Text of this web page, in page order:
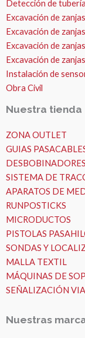
Detección de
Excavación de
Excavación de
Excavación de
Excavación de
Instalación de
Obra Civil
Nuestra tienda
ZONA OUTLET
GUIAS
DESBOBINADORES
SISTEMA DE
APARATOS DE
RUNPOSTICKS
MICRODUCTOS
PISTOLAS
SONDAS Y
MALLA TEXTIL
MÁQUINAS DE
SEÑALIZACIÓN
Nuestras